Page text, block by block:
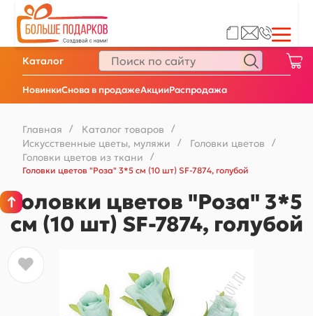
НовинкиСнова в продажеАкцииРаспродажа
Каталог
Главная / Каталог товаров /
Искусственные цветы, муляжи / Головки цветов /
Головки цветов из ткани
/
Головки цветов "Роза" 3*5 см (10 шт) SF-7874, голубой
Головки цветов "Роза" 3*5
см (10 шт) SF-7874, голубой